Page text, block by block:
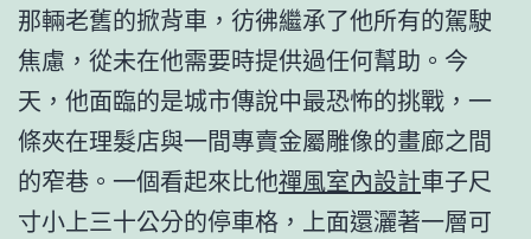
那輛老舊的掀背車，彷彿繼承了他所有的駕駛
焦慮，從未在他需要時提供過任何幫助。今
天，他面臨的是城市傳說中最恐怖的挑戰，一
條夾在理髮店與一間專賣金屬雕像的畫廊之間
的窄巷。一個看起來比他禪風室內設計車子尺
寸小上三十公分的停車格，上面還灑著一層可